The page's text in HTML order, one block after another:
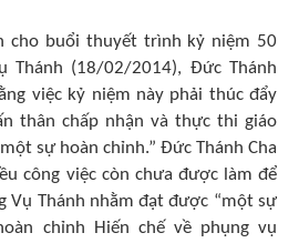
cho buổi thuyết trình kỷ niệm 50
Thánh (18/02/2014), Đức Thánh
việc kỷ niệm này phải thúc đẩy
thân chấp nhận và thực thi giáo
sự hoàn chỉnh.” Đức Thánh Cha
công việc còn chưa được làm để
Vụ Thánh nhằm đạt được “một sự
chỉnh Hiến chế về phụng vụ